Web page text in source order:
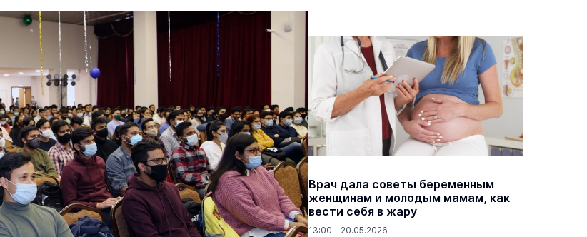
Врач дала советы беременным
женщинам и молодым мамам, как
вести себя в жару
13:00 20.05.2026